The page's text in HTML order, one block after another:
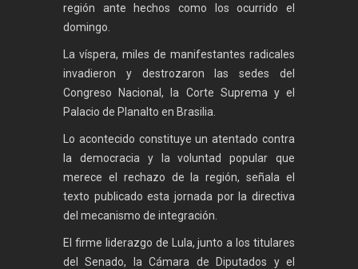
región ante hechos como los ocurrido el
domingo.
La víspera, miles de manifestantes radicales
invadieron y destrozaron las sedes del
Congreso Nacional, la Corte Suprema y el
Palacio de Planalto en Brasilia.
Lo acontecido constituye un atentado contra
la democracia y la voluntad popular que
merece el rechazo de la región, señala el
texto publicado esta jornada por la directiva
del mecanismo de integración.
El firme liderazgo de Lula, junto a los titulares
del Senado, la Cámara de Diputados y el